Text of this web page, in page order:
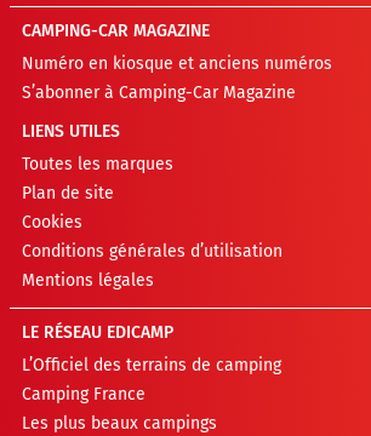
CAMPING-CAR MAGAZINE
Numéro en kiosque et anciens numéros
S’abonner à Camping-Car Magazine
LIENS UTILES
Toutes les marques
Plan de site
Cookies
Conditions générales d’utilisation
Mentions légales
LE RÉSEAU EDICAMP
L’Officiel des terrains de camping
Camping France
Les plus beaux campings